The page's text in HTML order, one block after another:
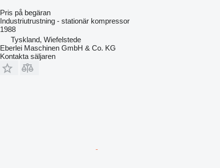
Pris på begäran
Industriutrustning - stationär kompressor
1988
Tyskland, Wiefelstede
Eberlei Maschinen GmbH & Co. KG
Kontakta säljaren